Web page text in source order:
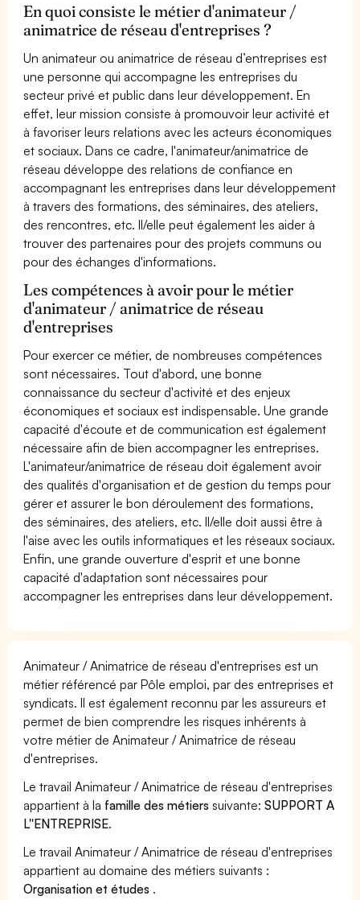
En quoi consiste le métier d'animateur /
animatrice de réseau d'entreprises ?
Un animateur ou animatrice de réseau d’entreprises est
une personne qui accompagne les entreprises du
secteur privé et public dans leur développement. En
effet, leur mission consiste à promouvoir leur activité et
à favoriser leurs relations avec les acteurs économiques
et sociaux. Dans ce cadre, l'animateur/animatrice de
réseau développe des relations de confiance en
accompagnant les entreprises dans leur développement
à travers des formations, des séminaires, des ateliers,
des rencontres, etc. Il/elle peut également les aider à
trouver des partenaires pour des projets communs ou
pour des échanges d'informations.
Les compétences à avoir pour le métier
d'animateur / animatrice de réseau
d'entreprises
Pour exercer ce métier, de nombreuses compétences
sont nécessaires. Tout d'abord, une bonne
connaissance du secteur d'activité et des enjeux
économiques et sociaux est indispensable. Une grande
capacité d'écoute et de communication est également
nécessaire afin de bien accompagner les entreprises.
L'animateur/animatrice de réseau doit également avoir
des qualités d'organisation et de gestion du temps pour
gérer et assurer le bon déroulement des formations,
des séminaires, des ateliers, etc. Il/elle doit aussi être à
l'aise avec les outils informatiques et les réseaux sociaux.
Enfin, une grande ouverture d'esprit et une bonne
capacité d'adaptation sont nécessaires pour
accompagner les entreprises dans leur développement.
Animateur / Animatrice de réseau d'entreprises est un
métier référencé par Pôle emploi, par des entreprises et
syndicats. Il est également reconnu par les assureurs et
permet de bien comprendre les risques inhérents à
votre métier de Animateur / Animatrice de réseau
d'entreprises.
Le travail Animateur / Animatrice de réseau d'entreprises
appartient à la famille des métiers suivante:SUPPORT A
L''ENTREPRISE.
Le travail Animateur / Animatrice de réseau d'entreprises
appartient au domaine des métiers suivants :
Organisation et études .